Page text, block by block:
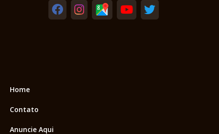
Home
Contato
Anuncie Aqui